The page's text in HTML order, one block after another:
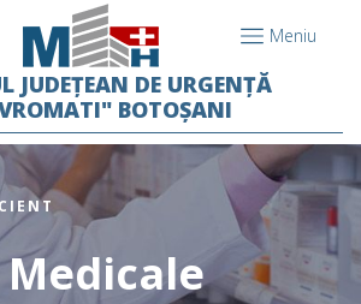
Meniu
JUDEȚEAN DE URGENȚĂ
BOTOȘANI